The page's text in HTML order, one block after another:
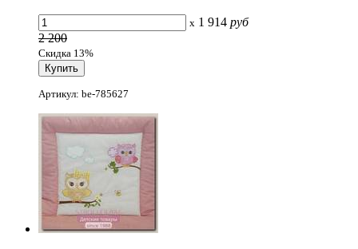
x 1 914 руб
2 200
Скидка 13%
Артикул: be-785627